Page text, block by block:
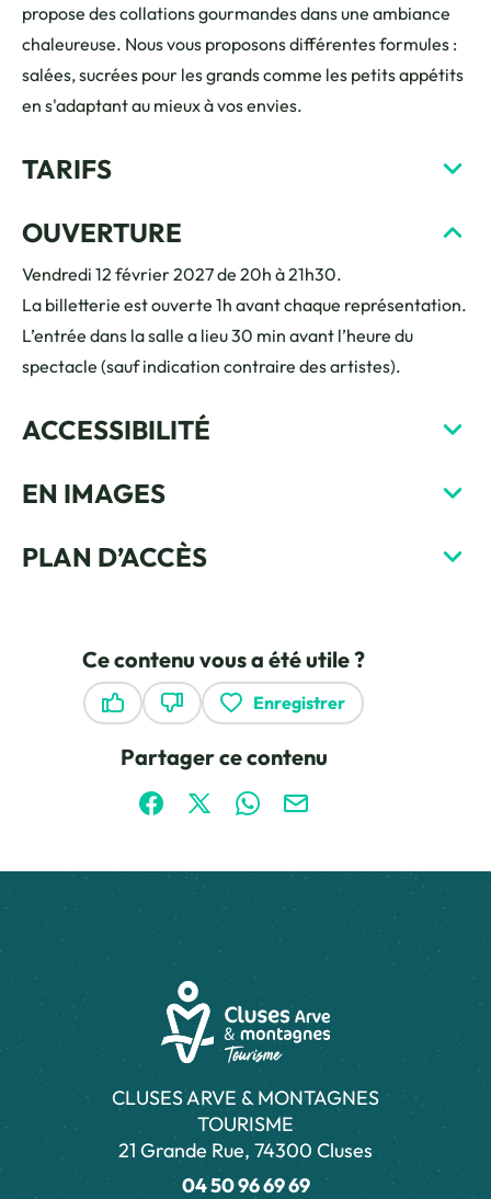
propose des collations gourmandes dans une ambiance
chaleureuse. Nous vous proposons différentes formules :
salées, sucrées pour les grands comme les petits appétits
en s'adaptant au mieux à vos envies.
TARIFS
OUVERTURE
Vendredi 12 février 2027 de 20h à 21h30.
La billetterie est ouverte 1h avant chaque représentation.
L’entrée dans la salle a lieu 30 min avant l’heure du
spectacle (sauf indication contraire des artistes).
ACCESSIBILITÉ
EN IMAGES
PLAN D’ACCÈS
Ce contenu vous a été utile ?
Enregistrer
Partager ce contenu
Partager sur Facebook (nouvelle fenêtre)
Partager sur X / Twitter (nouvelle
Partager sur WhatsApp
Partager par mail
CLUSES ARVE & MONTAGNES
TOURISME
21 Grande Rue, 74300 Cluses
04 50 96 69 69